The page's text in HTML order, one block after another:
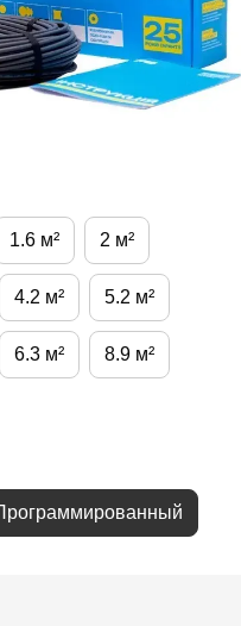
1.6 м² 2 м²
4.2 м² 5.2 м²
6.3 м² 8.9 м²